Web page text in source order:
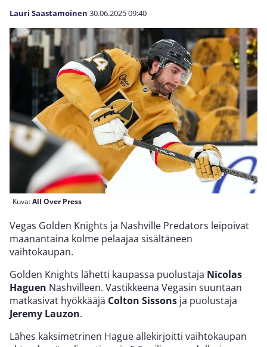
Lauri Saastamoinen 30.06.202509:40
Kuva:All Over Press
Vegas Golden Knights ja Nashville Predators leipoivat
maanantaina kolme pelaajaa sisältäneen
vaihtokaupan.
Golden Knights lähetti kaupassa puolustaja Nicolas
Haguen Nashvilleen. Vastikkeena Vegasin suuntaan
matkasivat hyökkääjä Colton Sissons ja puolustaja
Jeremy Lauzon.
Lähes kaksimetrinen Hague allekirjoitti vaihtokaupan